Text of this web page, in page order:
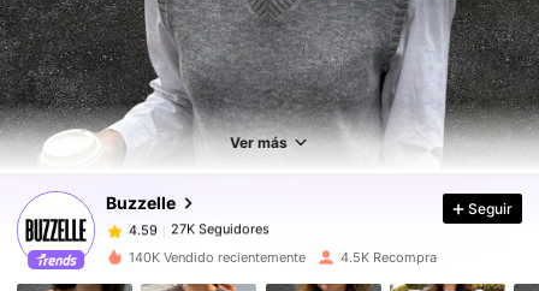
Ver más
Buzzelle
4.59 27K Seguidores
27K Seguidores
4.59
27K Seguidores
v***s pagóHace 1 día
4.59 27K Seguidores
Seguir
140K Vendido recientemente 4.5K Recompra